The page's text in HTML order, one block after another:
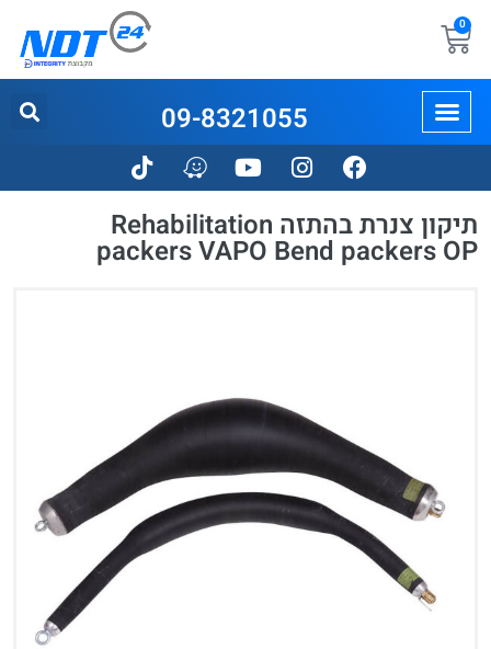
0
09-8321055
תיקון צנרת בהתזה Rehabilitation
packers VAPO Bend packers OP